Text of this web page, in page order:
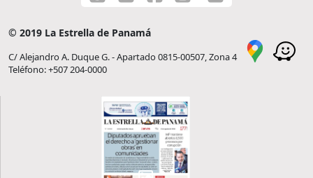
© 2019 La Estrella de Panamá
C/ Alejandro A. Duque G. - Apartado 0815-00507, Zona 4
Teléfono: +507 204-0000